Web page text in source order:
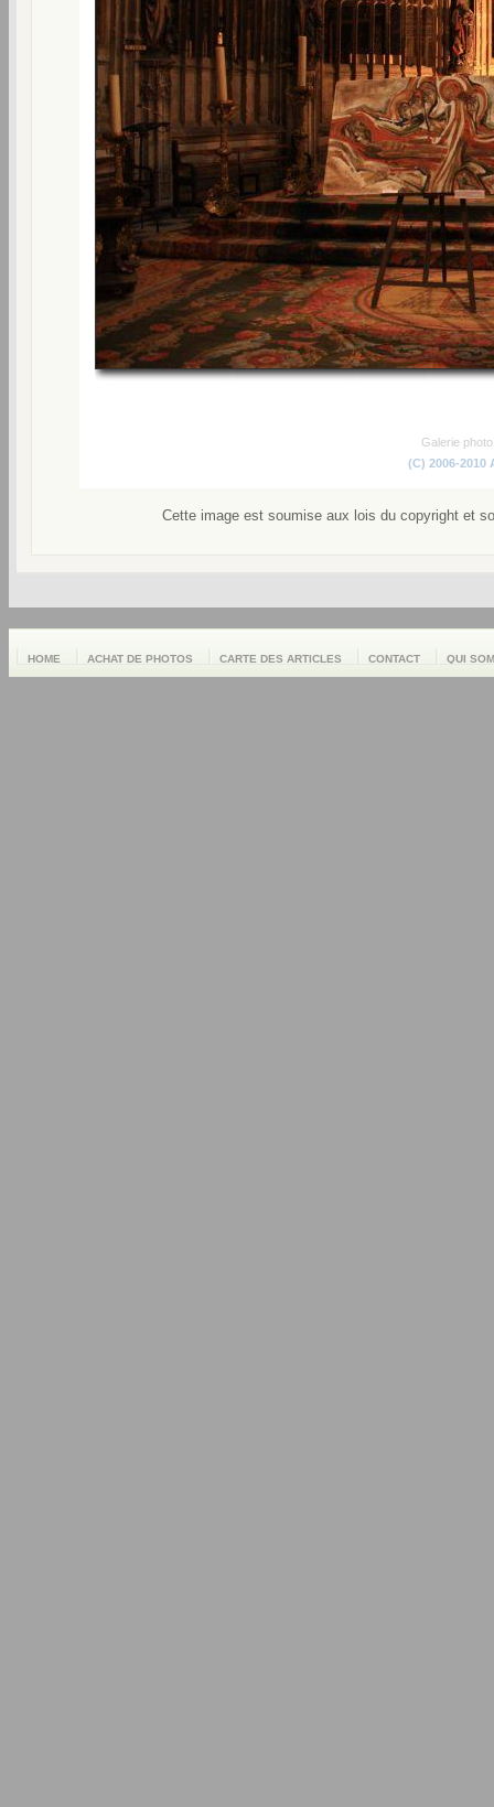
Galerie
(C) 2006-2010
Cette image est soumise aux lois du copyright et
HOME ACHAT DE PHOTOS CARTE DES ARTICLES CONTACT QUI